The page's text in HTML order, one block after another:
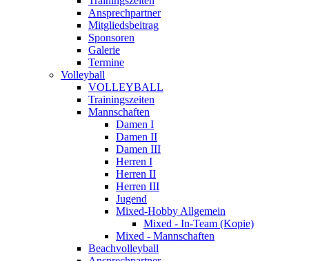
Ansprechpartner
Mitgliedsbeitrag
Sponsoren
Galerie
Termine
Volleyball
VOLLEYBALL
Trainingszeiten
Mannschaften
Damen I
Damen II
Damen III
Herren I
Herren II
Herren III
Jugend
Mixed-Hobby Allgemein
Mixed - In-Team (Kopie)
Mixed - Mannschaften
Beachvolleyball